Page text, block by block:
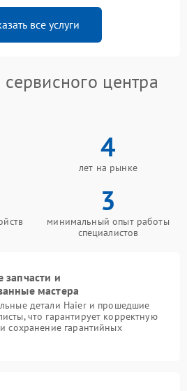
все услуги
центра
4
лет на рынке
3
минимальный опыт работы
специалистов
и
мастера
детали Haier и прошедшие
что гарантирует корректную
сохранение гарантийных